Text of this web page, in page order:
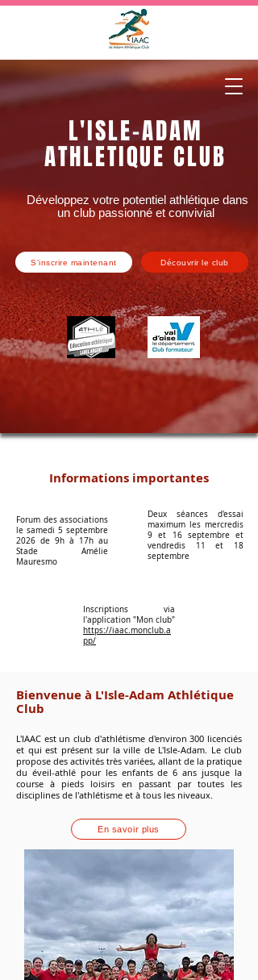
L'ISLE-ADAM
ATHLETIQUE CLUB
Développez votre potentiel athlétique dans
un club passionné et convivial
S'inscrire maintenant Découvrir le club
Informations importantes
Forum des associations
le samedi 5 septembre
2026 de 9h à 17h au
Stade Amélie
Mauresmo
Deux séances d'essai
maximum les mercredis
9 et 16 septembre et
vendredis 11 et 18
septembre
Inscriptions via
l'application "Mon club"
https://iaac.monclub.a
pp/
Bienvenue à L'Isle-Adam Athlétique
Club
L'IAAC est un club d'athlétisme d'environ 300 licenciés
et qui est présent sur la ville de L'Isle-Adam. Le club
propose des activités très variées, allant de la pratique
du éveil-athlé pour les enfants de 6 ans jusque la
course à pieds loisirs en passant par toutes les
disciplines de l'athlétisme et à tous les niveaux.
En savoir plus